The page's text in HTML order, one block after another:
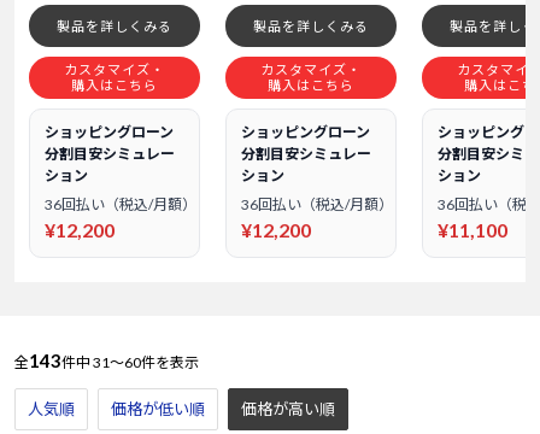
製品を詳しくみる
カスタマイズ・
購入はこちら
ショッピングローン
分割目安シミュレー
ション
36回払い（税込/月額）
¥12,200
製品を詳しくみる
カスタマイズ・
購入はこちら
ショッピングローン
分割目安シミュレー
ション
36回払い（税込/月額）
¥12,200
製品を詳しく
カスタマイ
購入はこち
ショッピング
分割目安シミ
ション
36回払い（税
¥11,100
全143件中 31～60件を表示
人気順 価格が低い順 価格が高い順